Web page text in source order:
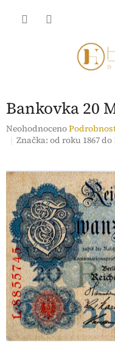
Bankovka 20
Průměrné
hodnocení
0,0
z
5
hvězdiček.
Neohodnoceno
Značka:od roku 1867 do